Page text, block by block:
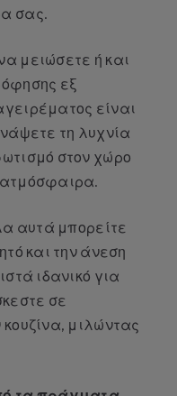
σας.
μειώσετε ή και
εξ
είναι
τη λυχνία
στον χώρο
ατμόσφαιρα.
αυτά μπορείτε
και την άνεση
ιδανικό για
σε
μιλώντας